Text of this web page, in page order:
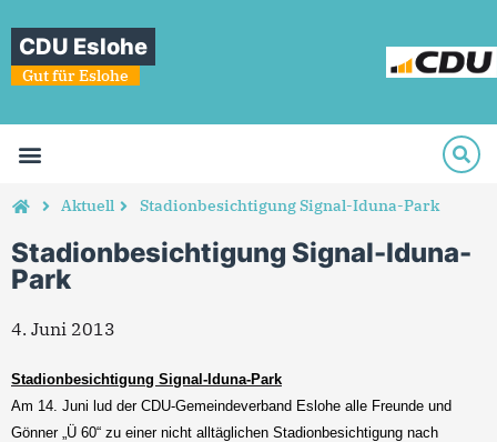
CDU Eslohe
Gut für Eslohe
Aktuell Stadionbesichtigung Signal-Iduna-Park
Stadionbesichtigung Signal-Iduna-
Park
4. Juni 2013
Stadionbesichtigung Signal-Iduna-Park
Am 14. Juni lud der CDU-Gemeindeverband Eslohe alle Freunde und
Gönner „Ü 60“ zu einer nicht alltäglichen Stadionbesichtigung nach